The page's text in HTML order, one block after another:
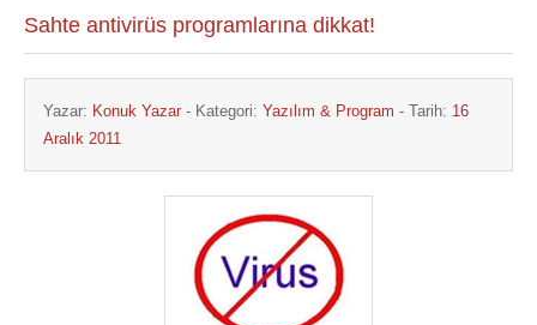
Sahte antivirüs programlarına dikkat!
Yazar: Konuk Yazar - Kategori: Yazılım & Program - Tarih: 16
Aralık 2011